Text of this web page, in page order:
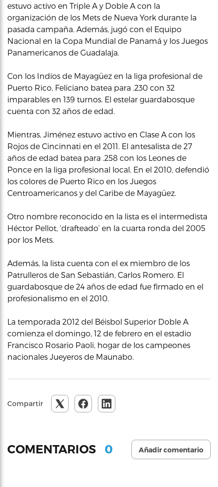
estuvo activo en Triple A y Doble A con la
organización de los Mets de Nueva York durante la
pasada campaña. Además, jugó con el Equipo
Nacional en la Copa Mundial de Panamá y los Juegos
Panamericanos de Guadalaja.
Con los Indios de Mayagüez en la liga profesional de
Puerto Rico, Feliciano batea para .230 con 32
imparables en 139 turnos. El estelar guardabosque
cuenta con 32 años de edad.
Mientras, Jiménez estuvo activo en Clase A con los
Rojos de Cincinnati en el 2011. El antesalista de 27
años de edad batea para .258 con los Leones de
Ponce en la liga profesional local. En el 2010, defendió
los colores de Puerto Rico en los Juegos
Centroamericanos y del Caribe de Mayagüez.
Otro nombre reconocido en la lista es el intermedista
Héctor Pellot, ‘drafteado’ en la cuarta ronda del 2005
por los Mets.
Además, la lista cuenta con el ex miembro de los
Patrulleros de San Sebastián, Carlos Romero. El
guardabosque de 24 años de edad fue firmado en el
profesionalismo en el 2010.
La temporada 2012 del Béisbol Superior Doble A
comienza el domingo, 12 de febrero en el estadio
Francisco Rosario Paoli, hogar de los campeones
nacionales Jueyeros de Maunabo.
Compartir
COMENTARIOS 0 Añadir comentario